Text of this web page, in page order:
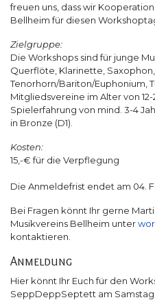
freuen uns, dass wir
Bellheim für diesen
Zielgruppe:
Die Workshops sind für junge
Querflöte, Klarinette,
Tenorhorn/Bariton/Euphonium,
Mitgliedsvereine im Alter von
Spielerfahrung von mind. 3-4
in Bronze (D1).
Kosten:
15,-€ für die Verpflegung
Die Anmeldefrist endet am 04.
Bei Fragen könnt Ihr gerne
Musikvereins Bellheim unter
kontaktieren.
Anmeldung
Hier könnt Ihr Euch für den
SeppDeppSeptett am